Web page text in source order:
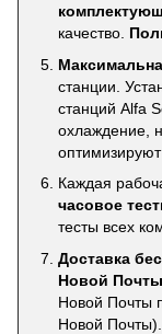
качество.
станции.
станций Alfa
охлаждение,
Каждая
часовое
тесты всех
Доставка
Новой
Новой Почты
Новой